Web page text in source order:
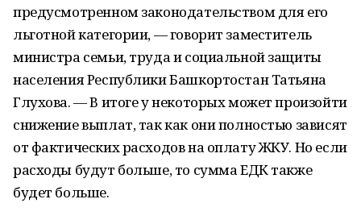
предусмотренном законодательством для его
льготной категории, — говорит заместитель
министра семьи, труда и социальной защиты
населения Республики Башкортостан Татьяна
Глухова. — В итоге у некоторых может произойти
снижение выплат, так как они полностью зависят
от фактических расходов на оплату ЖКУ. Но если
расходы будут больше, то сумма ЕДК также
будет больше.